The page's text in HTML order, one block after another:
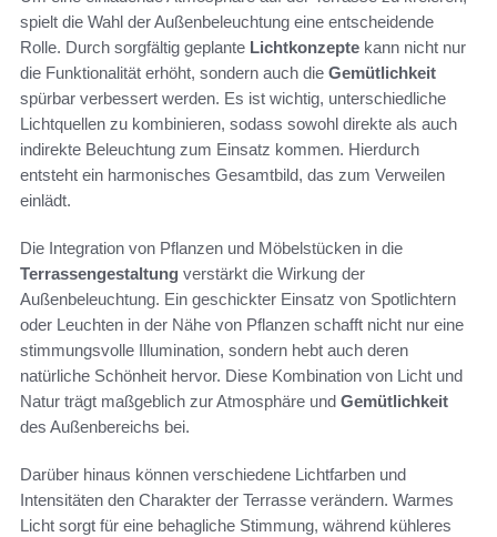
spielt die Wahl der Außenbeleuchtung eine entscheidende
Rolle. Durch sorgfältig geplante Lichtkonzepte kann nicht nur
die Funktionalität erhöht, sondern auch die Gemütlichkeit
spürbar verbessert werden. Es ist wichtig, unterschiedliche
Lichtquellen zu kombinieren, sodass sowohl direkte als auch
indirekte Beleuchtung zum Einsatz kommen. Hierdurch
entsteht ein harmonisches Gesamtbild, das zum Verweilen
einlädt.
Die Integration von Pflanzen und Möbelstücken in die
Terrassengestaltung verstärkt die Wirkung der
Außenbeleuchtung. Ein geschickter Einsatz von Spotlichtern
oder Leuchten in der Nähe von Pflanzen schafft nicht nur eine
stimmungsvolle Illumination, sondern hebt auch deren
natürliche Schönheit hervor. Diese Kombination von Licht und
Natur trägt maßgeblich zur Atmosphäre und Gemütlichkeit
des Außenbereichs bei.
Darüber hinaus können verschiedene Lichtfarben und
Intensitäten den Charakter der Terrasse verändern. Warmes
Licht sorgt für eine behagliche Stimmung, während kühleres